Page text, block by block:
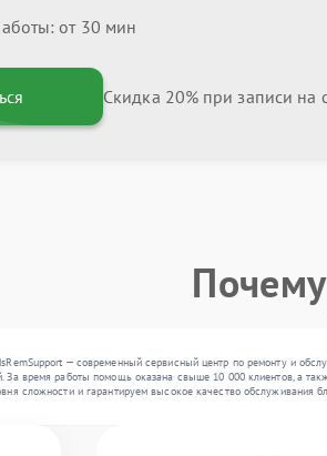
от 30 мин
Скидка 20% при записи на
— современный сервисный центр по ремонту и
За время работы помощь оказана свыше 10 000 клиентов, а
сложности и гарантируем высокое качество обслуживания